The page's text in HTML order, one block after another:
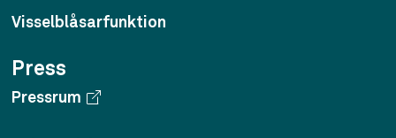
Visselblåsarfunktion
Press
Pressrum